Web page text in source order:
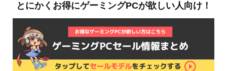
とにかくお得にゲーミングPCが欲しい人向け！